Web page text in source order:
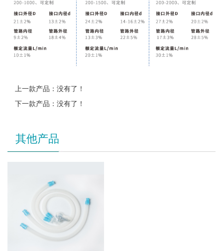
上一款产品：没有了！
下一款产品：没有了！
其他产品